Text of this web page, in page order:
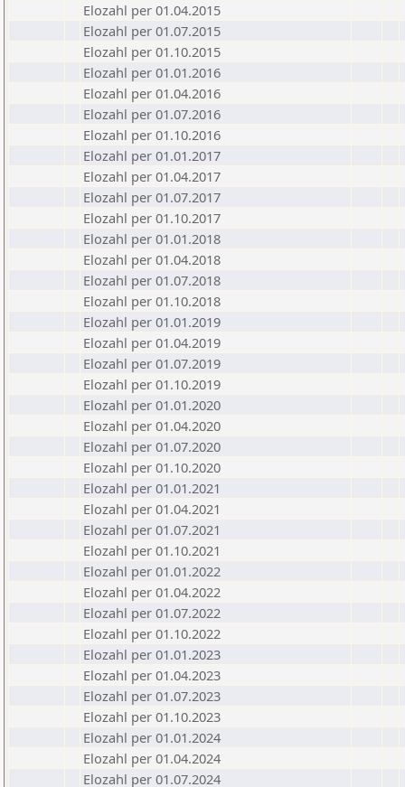
Elozahl per 01.04.2015
Elozahl per 01.07.2015
Elozahl per 01.10.2015
Elozahl per 01.01.2016
Elozahl per 01.04.2016
Elozahl per 01.07.2016
Elozahl per 01.10.2016
Elozahl per 01.01.2017
Elozahl per 01.04.2017
Elozahl per 01.07.2017
Elozahl per 01.10.2017
Elozahl per 01.01.2018
Elozahl per 01.04.2018
Elozahl per 01.07.2018
Elozahl per 01.10.2018
Elozahl per 01.01.2019
Elozahl per 01.04.2019
Elozahl per 01.07.2019
Elozahl per 01.10.2019
Elozahl per 01.01.2020
Elozahl per 01.04.2020
Elozahl per 01.07.2020
Elozahl per 01.10.2020
Elozahl per 01.01.2021
Elozahl per 01.04.2021
Elozahl per 01.07.2021
Elozahl per 01.10.2021
Elozahl per 01.01.2022
Elozahl per 01.04.2022
Elozahl per 01.07.2022
Elozahl per 01.10.2022
Elozahl per 01.01.2023
Elozahl per 01.04.2023
Elozahl per 01.07.2023
Elozahl per 01.10.2023
Elozahl per 01.01.2024
Elozahl per 01.04.2024
Elozahl per 01.07.2024